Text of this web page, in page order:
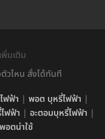
มเติม
วไหน สั่งได้ทันที
ฟฟ้า | พอต บุหรี่ไฟฟ้า |
ฟฟ้า | อะตอมบุหรี่ไฟฟ้า |
อตน่าใช้